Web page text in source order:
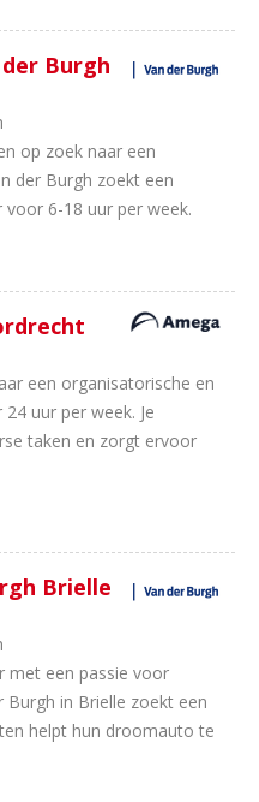
Burgh
op zoek naar een
der Burgh zoekt een
6-18 uur per week.
een organisatorische en
uur per week. Je
taken en zorgt ervoor
Brielle
met een passie voor
Burgh in Brielle zoekt een
helpt hun droomauto te